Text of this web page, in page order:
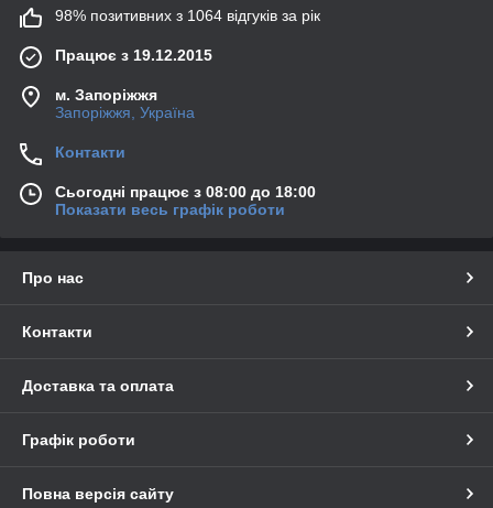
98% позитивних з 1064 відгуків за рік
Працює з 19.12.2015
м. Запоріжжя
Запоріжжя, Україна
Контакти
Сьогодні працює з 08:00 до 18:00
Показати весь графік роботи
Про нас
Контакти
Доставка та оплата
Графік роботи
Повна версія сайту